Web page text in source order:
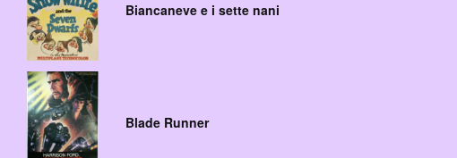
Biancaneve e i sette nani
Blade Runner